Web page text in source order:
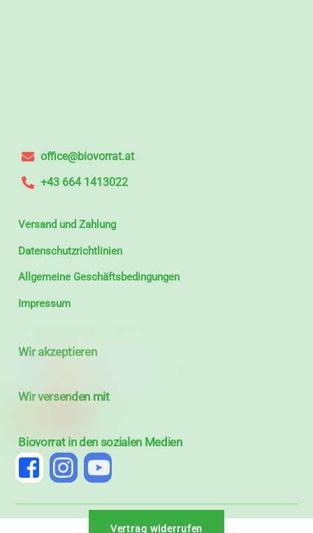
office@biovorrat.at
+43 664 1413022
Versand und Zahlung
Datenschutzrichtlinien
Allgemeine Geschäftsbedingungen
Impressum
Wir akzeptieren
Wir versenden mit
Biovorrat in den sozialen Medien
Vertrag widerrufen